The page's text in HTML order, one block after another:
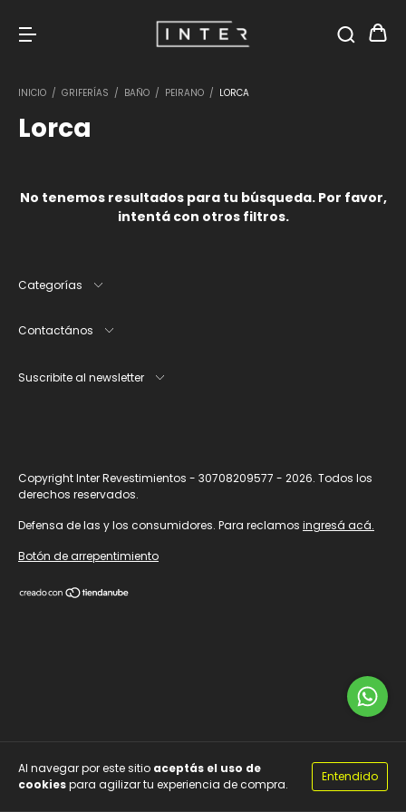
Al navegar por este sitio aceptás el uso de
cookiespara agilizar tu experiencia de compra.
Entendido
INICIO / GRIFERÍAS / BAÑO / PEIRANO / LORCA
Lorca
No tenemos resultados para tu búsqueda. Por favor,
intentá con otros filtros.
Categorías
Contactános
Suscribite al newsletter
Copyright Inter Revestimientos - 30708209577 - 2026. Todos los
derechos reservados.
Defensa de las y los consumidores. Para reclamos ingresá acá.
Botón de arrepentimiento